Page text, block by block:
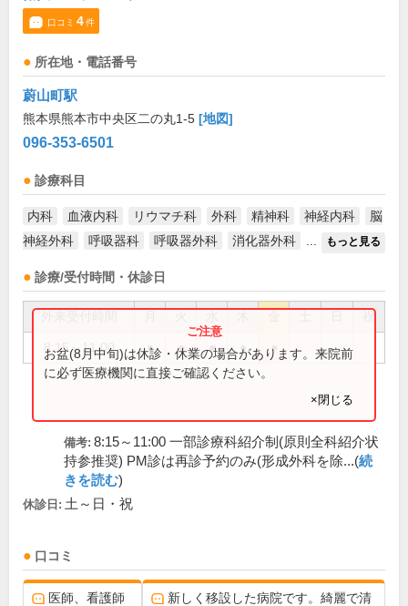
口コミ 4件
所在地・電話番号
蔚山町駅
熊本県熊本市中央区二の丸1-5 [地図]
096-353-6501
診療科目
内科 血液内科 リウマチ科 外科 精神科 神経内科
脳
神経外科
呼吸器科 呼吸器外科 消化器外科 もっと見る
診療/受付時間・休診日
祝
8:15～11:00 ● ● ● ● ●
お盆(8月中旬)は休診・休業の場合があります。来院前
に必ず医療機関に直接ご確認ください。
×閉じる
備考: 8:15～11:00 一部診療科紹介制(原則全科紹介状
持参推奨) PM診は再診予約のみ(形成外科を除...(続
きを読む)
休診日: 土～日・祝
口コミ
医師、看護師
新しく移設した病院です。綺麗で清